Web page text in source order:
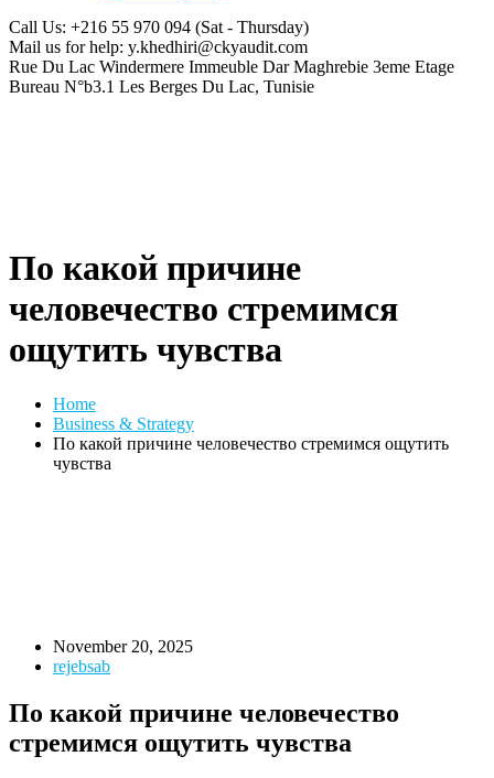
Call Us: +216 55 970 094 (Sat - Thursday)
Mail us for help: y.khedhiri@ckyaudit.com
Rue Du Lac Windermere Immeuble Dar Maghrebie 3eme Etage
Bureau N°b3.1 Les Berges Du Lac, Tunisie
По какой причине
человечество стремимся
ощутить чувства
Home
Business & Strategy
По какой причине человечество стремимся ощутить
чувства
November 20, 2025
rejebsab
По какой причине человечество
стремимся ощутить чувства